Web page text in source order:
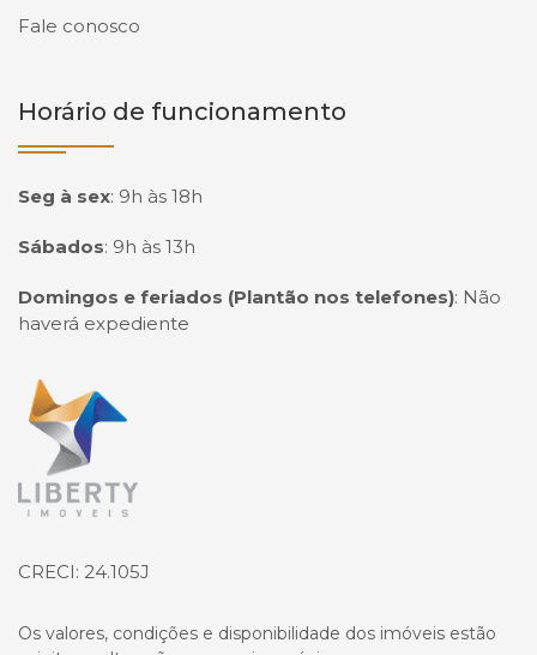
Fale conosco
Horário de funcionamento
Seg à sex: 9h às 18h
Sábados: 9h às 13h
Domingos e feriados (Plantão nos telefones): Não
haverá expediente
Página inicial
CRECI: 24.105J
Os valores, condições e disponibilidade dos imóveis estão